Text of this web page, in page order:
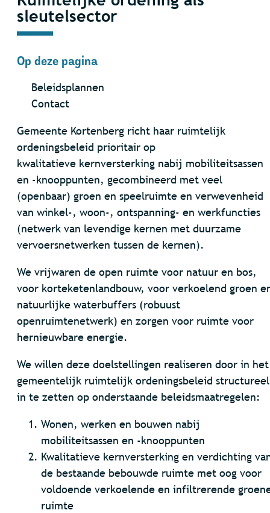
sleutelsector
Op deze pagina
Beleidsplannen
Contact
Gemeente Kortenberg richt haar ruimtelijk
ordeningsbeleid prioritair op
kwalitatieve kernversterking nabij mobiliteitsassen
en -knooppunten, gecombineerd met veel
(openbaar) groen en speelruimte en verwevenheid
van winkel-, woon-, ontspanning- en werkfuncties
(netwerk van levendige kernen met duurzame
vervoersnetwerken tussen de kernen).
We vrijwaren de open ruimte voor natuur en bos,
voor korteketenlandbouw, voor verkoelend groen
natuurlijke waterbuffers (robuust
openruimtenetwerk) en zorgen voor ruimte voor
hernieuwbare energie.
We willen deze doelstellingen realiseren door in het
gemeentelijk ruimtelijk ordeningsbeleid structureel
in te zetten op onderstaande beleidsmaatregelen:
Wonen, werken en bouwen nabij
mobiliteitsassen en -knooppunten
Kwalitatieve kernversterking en verdichting
de bestaande bebouwde ruimte met oog voor
voldoende verkoelende en infiltrerende
ruimte